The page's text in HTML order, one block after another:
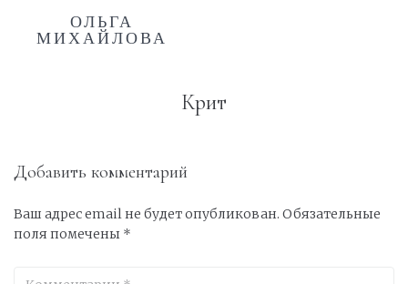
ОЛЬГА
МИХАЙЛОВА
Крит
Добавить комментарий
Ваш адрес email не будет опубликован. Обязательные
поля помечены *